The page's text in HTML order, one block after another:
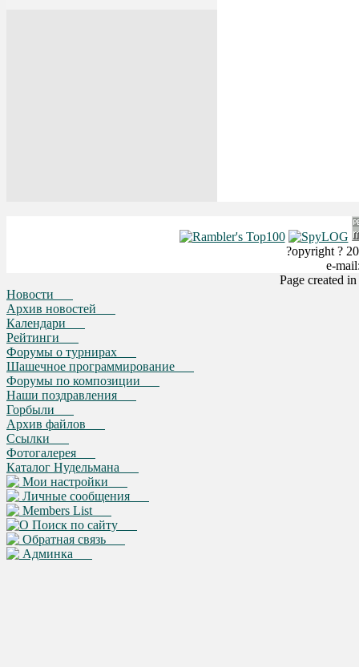
?opyright ?
e-
Page created
Новости
Архив новостей
Календари
Рейтинги
Форумы о турнирах
Шашечное программирование
Форумы по композиции
Наши поздравления
Горбыли
Архив файлов
Ссылки
Фотогалерея
Каталог Нудельмана
Мои настройки
Личные сообщения
Members List
Поиск по сайту
Обратная связь
Админка